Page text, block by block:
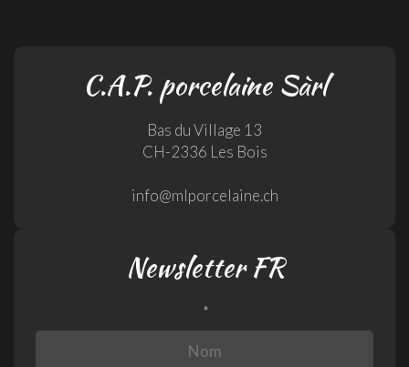
C.A.P. porcelaine Sàrl
Bas du Village 13
CH-2336 Les Bois
info@mlporcelaine.ch
Newsletter FR
*